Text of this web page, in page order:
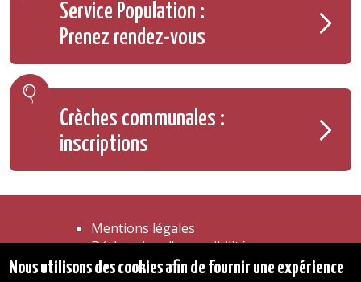
Service Population :
Prenez rendez-vous
Crèches communales :
inscriptions
Mentions légales
Déclaration d'accessibilité
Transparence
Nous utilisons des cookies afin de fournir une expérience